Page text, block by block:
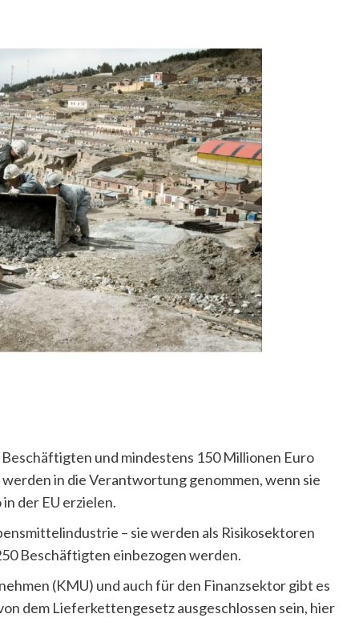
und mindestens 150 Millionen Euro
in die Verantwortung genommen, wenn sie
der EU erzielen.
– sie werden als Risikosektoren
Beschäftigten einbezogen werden.
(KMU) und auch für den Finanzsektor gibt es
dem Lieferkettengesetz ausgeschlossen sein, hier